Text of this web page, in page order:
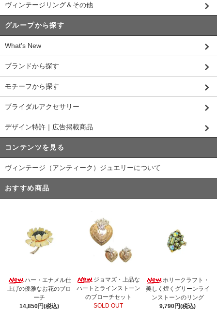
ヴィンテージリング＆その他
グループから探す
What's New
ブランドから探す
モチーフから探す
ブライダルアクセサリー
デザイン特許｜広告掲載商品
コンテンツを見る
ヴィンテージ（アンティーク）ジュエリーについて
おすすめ商品
ハー・エナメル仕
上げの優雅なお花のブロ
ーチ
14,850円(税込)
ジョマズ・上品な
ハートとラインストーン
のブローチセット
SOLD OUT
ホリークラフト・
美しく煌くグリーンライ
ンストーンのリング
9,790円(税込)